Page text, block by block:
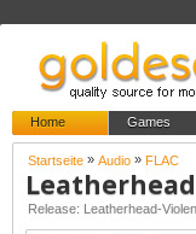
Home Games
Startseite » Audio » FLAC
Release: Leatherhead-